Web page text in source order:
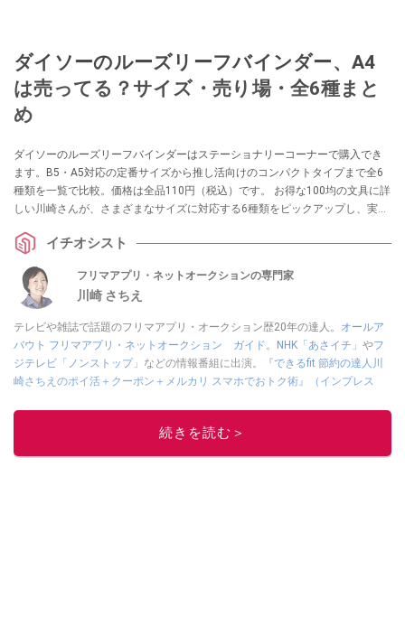
ダイソーのルーズリーフバインダー、A4
は売ってる？サイズ・売り場・全6種まと
め
ダイソーのルーズリーフバインダーはステーショナリーコーナーで購入でき
ます。B5・A5対応の定番サイズから推し活向けのコンパクトタイプまで全6
種類を一覧で比較。価格は全品110円（税込）です。 お得な100均の文具に詳
しい川崎さんが、さまざまなサイズに対応する6種類をピックアップし、実際
イチオシスト
フリマアプリ・ネットオークションの専門家
川崎 さちえ
テレビや雑誌で話題のフリマアプリ・オークション歴20年の達人。 オールア
バウト フリマアプリ・ネットオークション ガイド。 NHK「あさイチ」 やフ
ジテレビ「ノンストップ」 などの情報番組に出演。
『できるfit 節約の達人川
崎さちえのポイ活＋クーポン＋メルカリ スマホでおトク術』（インプレス
的に稼ぐ！』（翔泳社刊）
■経歴：2003年、夫が子育てをするために、突然会社を辞める。翌月からの
続きを読む＞